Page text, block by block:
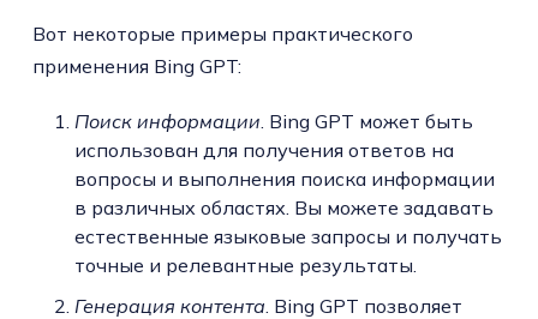
Вот некоторые примеры практического
применения Bing GPT:
Поиск информации . Bing GPT может быть
использован для получения ответов на
вопросы и выполнения поиска информации
в различных областях. Вы можете задавать
естественные языковые запросы и получать
точные и релевантные результаты.
Генерация контента . Bing GPT позволяет